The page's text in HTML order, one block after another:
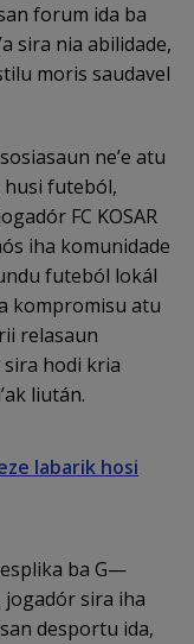
forum ida ba
sira nia abilidade,
moris saudavel
ne’e atu
husi futeból,
FC KOSAR
iha komunidade
futeból lokál
kompromisu atu
relasaun
hodi kria
liután.
labarik hosi
ba G—
jogadór sira iha
desportu ida,